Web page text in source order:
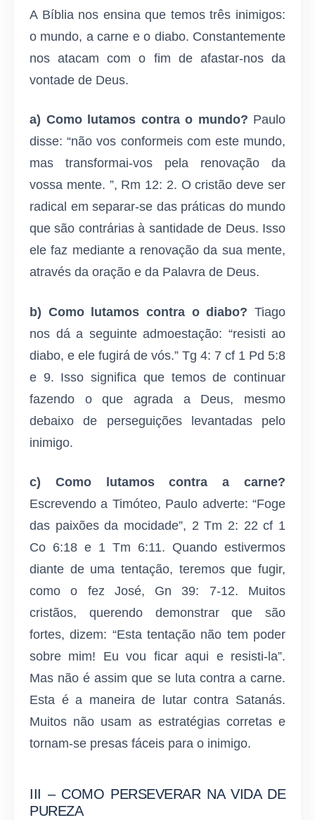
A Bíblia nos ensina que temos três inimigos:
o mundo, a carne e o diabo. Constantemente
nos atacam com o fim de afastar-nos da
vontade de Deus.
a) Como lutamos contra o mundo? Paulo
disse: “não vos conformeis com este mundo,
mas transformai-vos pela renovação da
vossa mente. ”, Rm 12: 2. O cristão deve ser
radical em separar-se das práticas do mundo
que são contrárias à santidade de Deus. Isso
ele faz mediante a renovação da sua mente,
através da oração e da Palavra de Deus.
b) Como lutamos contra o diabo? Tiago
nos dá a seguinte admoestação: “resisti ao
diabo, e ele fugirá de vós.” Tg 4: 7 cf 1 Pd 5:8
e 9. Isso significa que temos de continuar
fazendo o que agrada a Deus, mesmo
debaixo de perseguições levantadas pelo
inimigo.
c) Como lutamos contra a carne?
Escrevendo a Timóteo, Paulo adverte: “Foge
das paixões da mocidade”, 2 Tm 2: 22 cf 1
Co 6:18 e 1 Tm 6:11. Quando estivermos
diante de uma tentação, teremos que fugir,
como o fez José, Gn 39: 7-12. Muitos
cristãos, querendo demonstrar que são
fortes, dizem: “Esta tentação não tem poder
sobre mim! Eu vou ficar aqui e resisti-la”.
Mas não é assim que se luta contra a carne.
Esta é a maneira de lutar contra Satanás.
Muitos não usam as estratégias corretas e
tornam-se presas fáceis para o inimigo.
III – COMO PERSEVERAR NA VIDA DE
PUREZA